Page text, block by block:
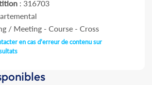
: 316703
/ Meeting - Course - Cross
en cas d'erreur de contenu sur